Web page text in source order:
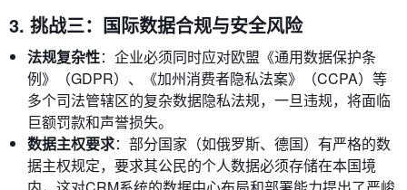
3. 挑战三：国际数据合规与安全风险
法规复杂性：企业必须同时应对欧盟《通用数据保护条
例》（GDPR）、《加州消费者隐私法案》（CCPA）等
多个司法管辖区的复杂数据隐私法规，一旦违规，将面临
巨额罚款和声誉损失。
数据主权要求：部分国家（如俄罗斯、德国）有严格的数
据主权规定，要求其公民的个人数据必须存储在本国境